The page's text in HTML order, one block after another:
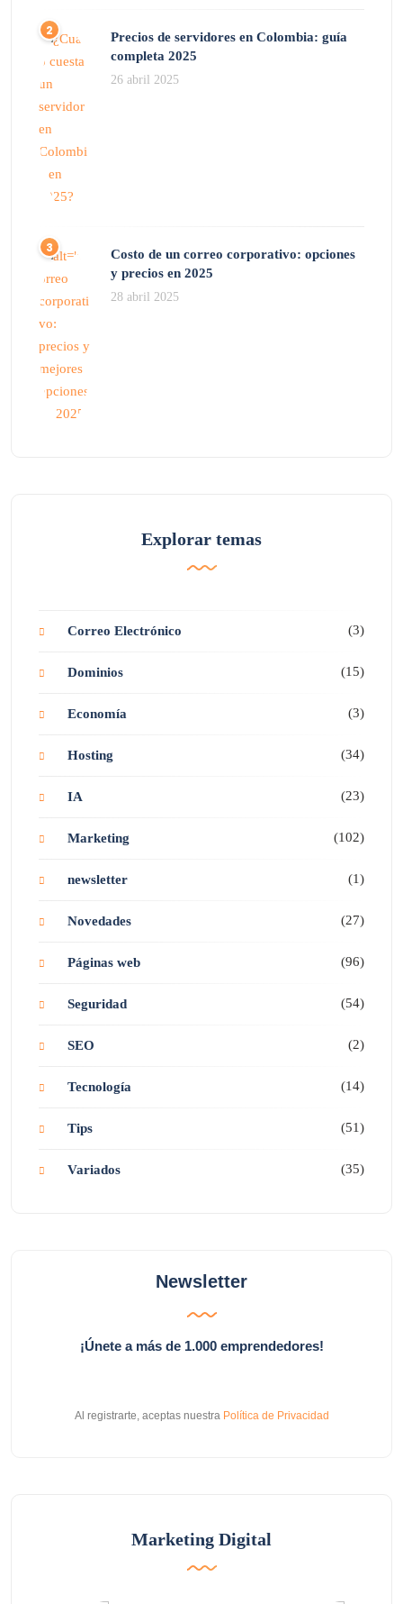
Precios de servidores en Colombia: guía
completa 2025
26 abril 2025
Costo de un correo corporativo: opciones
y precios en 2025
28 abril 2025
Explorar temas
Correo Electrónico (3)
Dominios (15)
Economía (3)
Hosting (34)
IA (23)
Marketing (102)
newsletter (1)
Novedades (27)
Páginas web (96)
Seguridad (54)
SEO (2)
Tecnología (14)
Tips (51)
Variados (35)
Newsletter
¡Únete a más de 1.000 emprendedores!
Al registrarte, aceptas nuestra Política de Privacidad
Marketing Digital